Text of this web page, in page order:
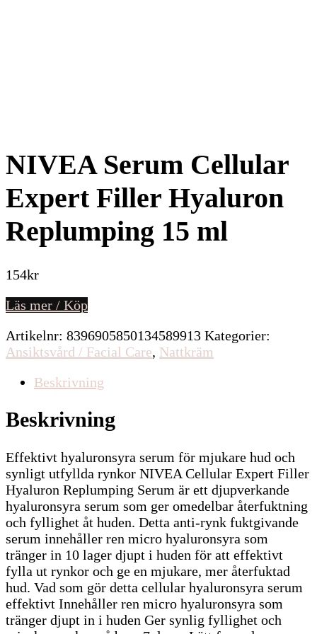
NIVEA Serum Cellular
Expert Filler Hyaluron
Replumping 15 ml
154kr
Läs mer / Köp
Artikelnr: 8396905850134589913 Kategorier:
Ansiktsvård / Facial Care, Nattkräm
Beskrivning
Beskrivning
Effektivt hyaluronsyra serum för mjukare hud och
synligt utfyllda rynkor NIVEA Cellular Expert Filler
Hyaluron Replumping Serum är ett djupverkande
hyaluronsyra serum som ger omedelbar återfuktning
och fyllighet åt huden. Detta anti-rynk fuktgivande
serum innehåller ren micro hyaluronsyra som
tränger in 10 lager djupt i huden för att effektivt
fylla ut rynkor och ge en mjukare, mer återfuktad
hud. Vad som gör detta cellular hyaluronsyra serum
effektivt Innehåller ren micro hyaluronsyra som
tränger djupt in i huden Ger synlig fyllighet och